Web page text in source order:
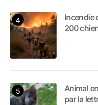
Incendie
200
Animal
par la